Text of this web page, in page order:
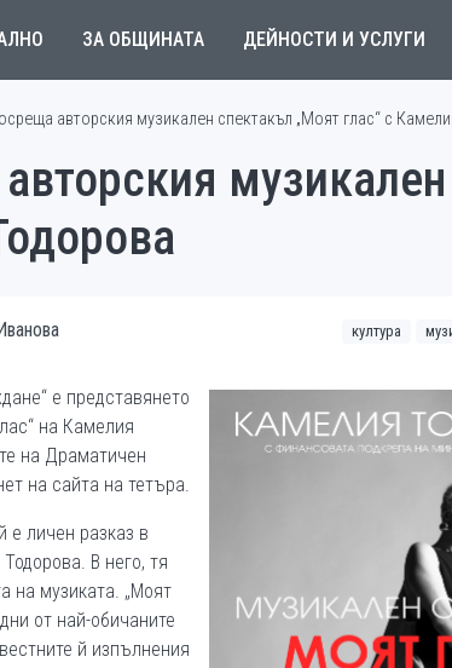
ЗА ОБЩИНАТА ДЕЙНОСТИ И УСЛУГИ
авторския музикален спектакъл „Моят глас“ с
култура
е представянето
на Камелия
на Драматичен
на сайта на тетъра.
е личен разказ в
В него, тя
на музиката. „Моят
от най-обичаните
й изпълнения